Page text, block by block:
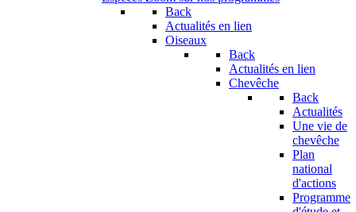
Back
Actualités en lien
Oiseaux
Back
Actualités en lien
Chevêche
Back
Actualités
Une vie de
chevêche
Plan
national
d'actions
Programme